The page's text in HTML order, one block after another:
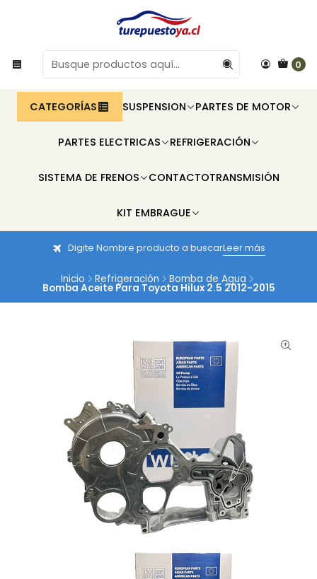
0
CATEGORÍAS SUSPENSION PARTES DE MOTOR
PARTES ELECTRICAS REFRIGERACIÓN
SISTEMA DE FRENOS CONTACTOTRANSMISIÓN
KIT EMBRAGUE
Digite Nombre producto a buscarLeer más
Inicio Refrigeración Bomba de Agua
Bomba Aceite Para Toyota Hilux 2.5 2012-2015